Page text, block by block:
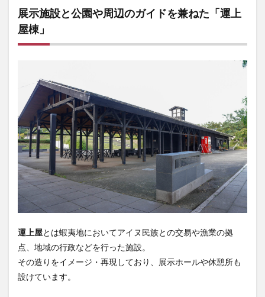
展示施設と公園や周辺のガイドを兼ねた「運上
屋棟」
運上屋とは蝦夷地においてアイヌ民族との交易や漁業の拠
点、地域の行政などを行った施設。
その造りをイメージ・再現しており、展示ホールや休憩所も
設けています。